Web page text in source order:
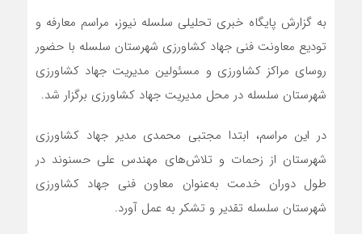
به گزارش پایگاه خبری تحلیلی سلسله نیوز، مراسم معارفه و
تودیع معاونت فنی جهاد کشاورزی شهرستان سلسله با حضور
روسای مراکز کشاورزی و مسئولین مدیریت جهاد کشاورزی
شهرستان سلسله در محل مدیریت جهاد کشاورزی برگزار شد.
در این مراسم، ابتدا مجتبی محمدی مدیر جهاد کشاورزی
شهرستان از زحمات و تلاش‌های مهندس علی حسنوند در
طول دوران خدمت به‌عنوان معاون فنی جهاد کشاورزی
شهرستان سلسله تقدیر و تشکر به عمل آورد.